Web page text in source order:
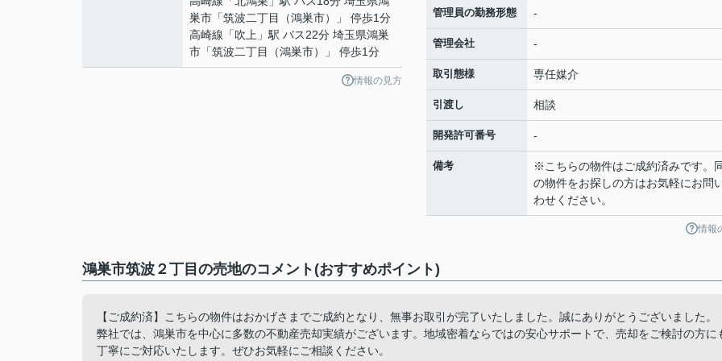
巣市「筑波二丁目（鴻巣市）」 停歩1分
高崎線 「吹上 」駅 バス22分 埼玉県鴻巣
市「筑波二丁目（鴻巣市）」 停歩1分
情報の見方
管理員の勤務形態 -
管理会社 -
取引態様 専任媒介
引渡し 相談
開発許可番号 -
備考
※こちらの物件はご成約済みです。
の物件をお探しの方はお気軽にお問
わせください。
情報
鴻巣市筑波２丁目の売地のコメント(おすすめポイント)
【ご成約済】こちらの物件はおかげさまでご成約となり、無事お取引が完了いたしました。誠にありがとうございました。
弊社では、鴻巣市を中心に多数の不動産売却実績がございます。地域密着ならではの安心サポートで、売却をご検討の方に
丁寧にご対応いたします。ぜひお気軽にご相談ください。